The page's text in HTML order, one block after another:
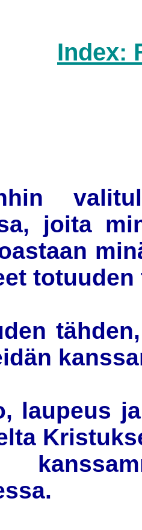
Index:
joita
totuuden
laupeus